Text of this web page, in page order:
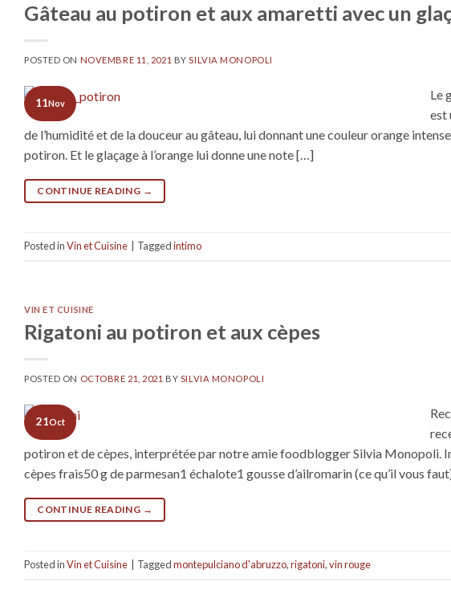
Gâteau au potiron et aux amaretti avec un
POSTED ON NOVEMBRE 11, 2021 BYSILVIA MONOPOLI
11Nov
Le
est
de l’humidité et de la douceur au gâteau, lui donnant une couleur orange
potiron. Et le glaçage à l’orange lui donne une note […]
CONTINUE READING →
Posted inVin et Cuisine Taggedintimo
VIN ET CUISINE
Rigatoni au potiron et aux cèpes
POSTED ON OCTOBRE 21, 2021 BY SILVIA MONOPOLI
21Oct
potiron et de cèpes, interprétée par notre amie foodblogger Silvia
cèpes frais50 g de parmesan1 échalote1 gousse d’ailromarin (ce qu’il vous
CONTINUE READING →
Posted inVin et Cuisine Taggedmontepulciano d'abruzzo,rigatoni,vin rouge